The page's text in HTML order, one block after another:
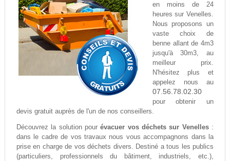
en moins de 24
heures sur Venelles.
Nous proposons un
vaste choix de
benne allant de 4m3
jusqu'à 30m3, au
meilleur prix.
N'hésitez plus et
appelez nous au
07.56.78.02.30
pour obtenir un
devis gratuit auprès de l'un de nos conseillers.
Découvrez la solution pourévacuer vos déchets sur Venelles:
dans le cadre de vos travaux nous vous accompagnons dans la
prise en charge de vos déchets divers. Destiné a tous les publics
(particuliers, professionnels du bâtiment, industriels, etc.),